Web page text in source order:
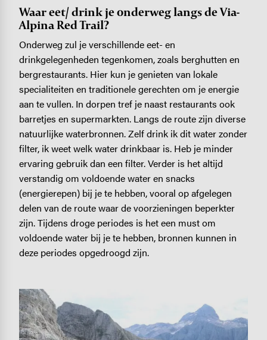
Waar eet/ drink je onderweg langs de Via-
Alpina Red Trail?
Onderweg zul je verschillende eet- en
drinkgelegenheden tegenkomen, zoals berghutten en
bergrestaurants. Hier kun je genieten van lokale
specialiteiten en traditionele gerechten om je energie
aan te vullen. In dorpen tref je naast restaurants ook
barretjes en supermarkten. Langs de route zijn diverse
natuurlijke waterbronnen. Zelf drink ik dit water zonder
filter, ik weet welk water drinkbaar is. Heb je minder
ervaring gebruik dan een filter. Verder is het altijd
verstandig om voldoende water en snacks
(energierepen) bij je te hebben, vooral op afgelegen
delen van de route waar de voorzieningen beperkter
zijn. Tijdens droge periodes is het een must om
voldoende water bij je te hebben, bronnen kunnen in
deze periodes opgedroogd zijn.
Image